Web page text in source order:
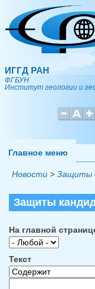
Перейти к основному
ИГГД РАН
ФГБУН
Институт геологии и
Главное меню
Новости > Защиты
Защиты
На главной
Текст